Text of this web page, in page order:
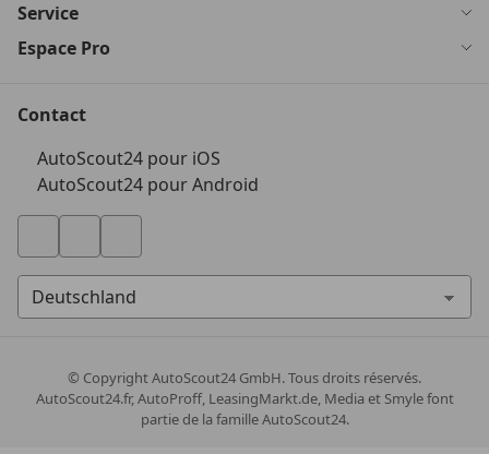
Service
Espace Pro
Contact
AutoScout24 pour iOS
AutoScout24 pour Android
© CopyrightAutoScout24 GmbH. Tous droits réservés.
AutoScout24.fr, AutoProff, LeasingMarkt.de, Media et Smyle font
partie de la famille AutoScout24.